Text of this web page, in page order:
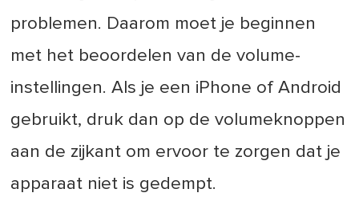
problemen. Daarom moet je beginnen
met het beoordelen van de volume-
instellingen. Als je een iPhone of Android
gebruikt, druk dan op de volumeknoppen
aan de zijkant om ervoor te zorgen dat je
apparaat niet is gedempt.